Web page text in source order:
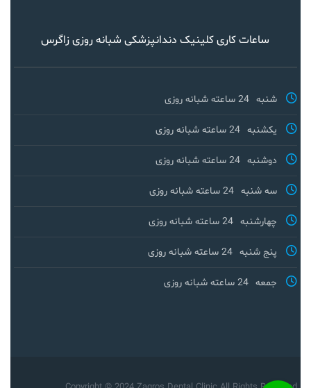
ساعات کاری کلینیک دندانپزشکی شبانه روزی زاگرس
شنبه 24 ساعته شبانه روزی
یکشنبه 24 ساعته شبانه روزی
دوشنبه 24 ساعته شبانه روزی
سه شنبه 24 ساعته شبانه روزی
چهارشنبه 24 ساعته شبانه روزی
پنج شنبه 24 ساعته شبانه روزی
جمعه 24 ساعته شبانه روزی